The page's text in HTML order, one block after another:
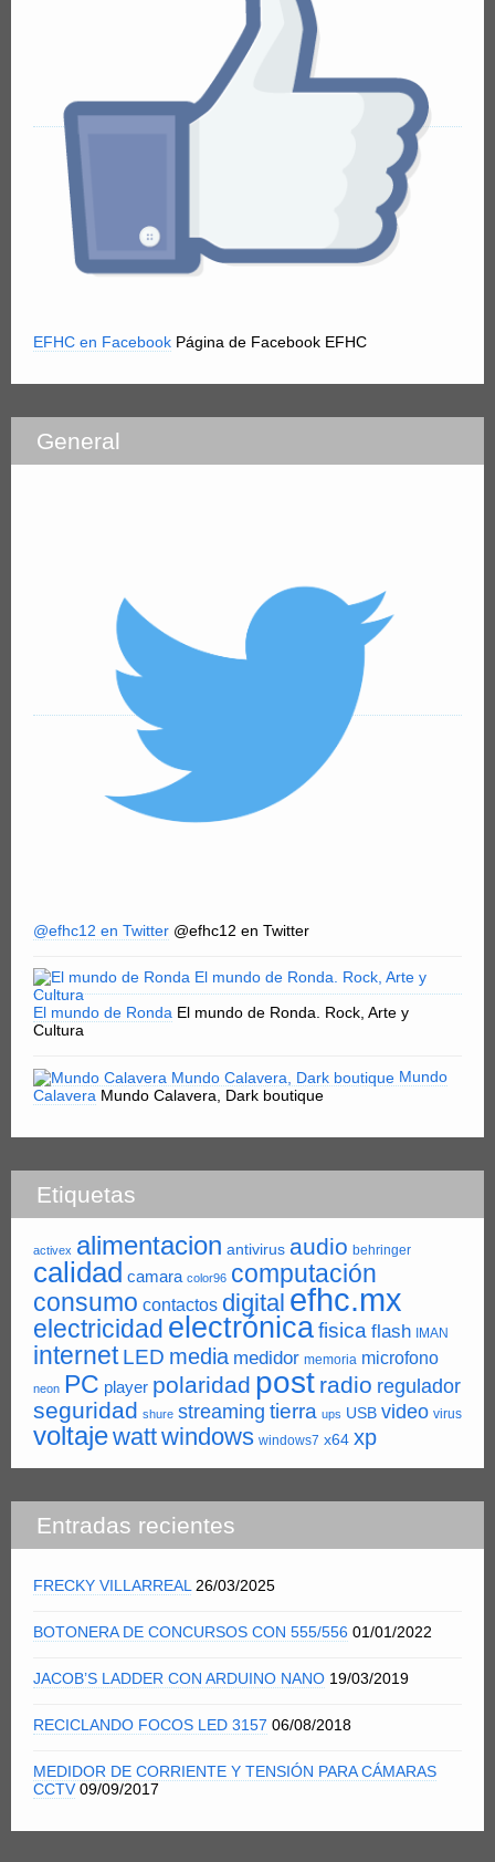
EFHC en Facebook Página de Facebook EFHC
General
@efhc12 en Twitter @efhc12 en Twitter
El mundo de Ronda El mundo de Ronda. Rock, Arte y
Cultura
Mundo
Calavera Mundo Calavera, Dark boutique
Etiquetas
activex alimentacion antivirus audio behringer
calidad camara color96 computación
consumo contactos digital efhc.mx
electricidad electrónicafisica flash IMAN
internet LED media medidor memoria microfono
neon PC player polaridad post radio regulador
seguridad shure streaming tierra ups USB video virus
voltajewattwindows windows7 x64 xp
Entradas recientes
FRECKY VILLARREAL 26/03/2025
BOTONERA DE CONCURSOS CON 555/556 01/01/2022
JACOB’S LADDER CON ARDUINO NANO 19/03/2019
RECICLANDO FOCOS LED 3157 06/08/2018
MEDIDOR DE CORRIENTE Y TENSIÓN PARA CÁMARAS
CCTV 09/09/2017